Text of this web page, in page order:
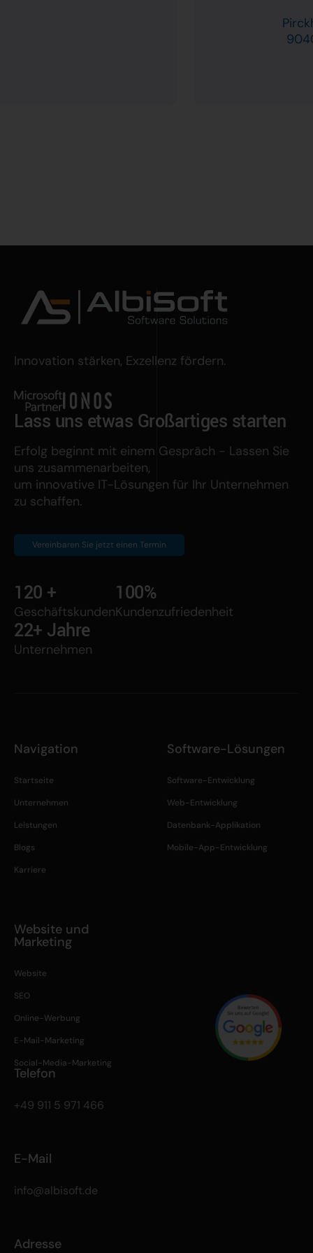
Innovation stärken, Exzellenz fördern.
Lass uns etwas Großartiges starten
Erfolg beginnt mit einem Gespräch - Lassen Sie
uns zusammenarbeiten,
um innovative IT-Lösungen für Ihr Unternehmen
zu schaffen.
Vereinbaren Sie jetzt einen Termin
120 +
Geschäftskunden
100%
Kunden­zufriedenheit
22+ Jahre
Unternehmen
Navigation
Startseite
Unternehmen
Leistungen
Blogs
Karriere
Software-Lösungen
Software-Entwicklung
Web-Entwicklung
Datenbank-Applikation
Mobile-App-Entwicklung
Website und
Marketing
Website
SEO
Online-Werbung
E-Mail-Marketing
Social-Media-Marketing
Telefon
+49 911 5 971 466
E-Mail
info@albisoft.de
Adresse